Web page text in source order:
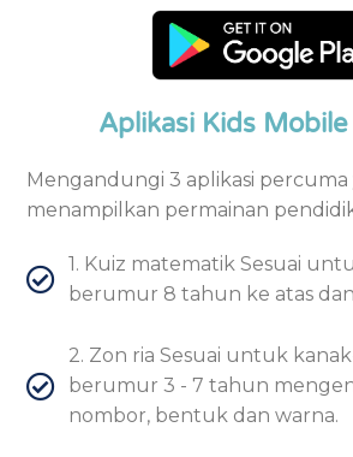
Aplikasi Kids Mobile
Mengandungi 3 aplikasi percuma
menampilkan permainan
1. Kuiz matematik Sesuai
berumur 8 tahun ke atas
2. Zon ria Sesuai untuk
berumur 3 - 7 tahun
nombor, bentuk dan warna.